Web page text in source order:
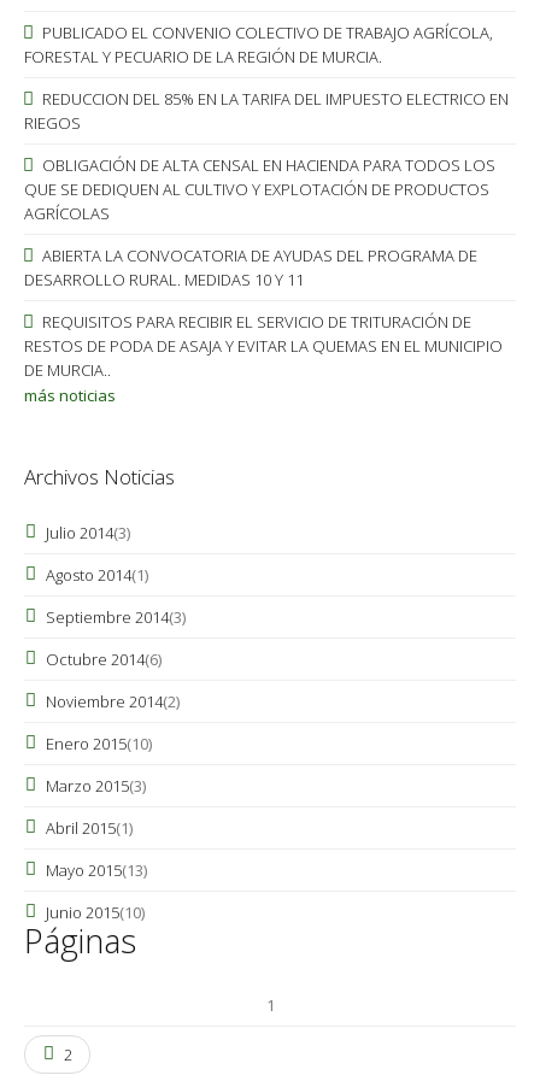
PUBLICADO EL CONVENIO COLECTIVO DE TRABAJO AGRÍCOLA,
FORESTAL Y PECUARIO DE LA REGIÓN DE MURCIA.
REDUCCION DEL 85% EN LA TARIFA DEL IMPUESTO ELECTRICO EN
RIEGOS
OBLIGACIÓN DE ALTA CENSAL EN HACIENDA PARA TODOS LOS
QUE SE DEDIQUEN AL CULTIVO Y EXPLOTACIÓN DE PRODUCTOS
AGRÍCOLAS
ABIERTA LA CONVOCATORIA DE AYUDAS DEL PROGRAMA DE
DESARROLLO RURAL. MEDIDAS 10 Y 11
REQUISITOS PARA RECIBIR EL SERVICIO DE TRITURACIÓN DE
RESTOS DE PODA DE ASAJA Y EVITAR LA QUEMAS EN EL MUNICIPIO
DE MURCIA..
más noticias
Archivos Noticias
Julio 2014(3)
Agosto 2014(1)
Septiembre 2014(3)
Octubre 2014(6)
Noviembre 2014(2)
Enero 2015(10)
Marzo 2015(3)
Abril 2015(1)
Mayo 2015(13)
Junio 2015(10)
Páginas
1
2